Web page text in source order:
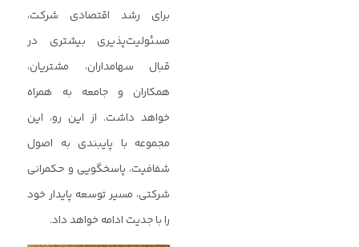
برای رشد اقتصادی شرکت،
مسئولیت‌پذیری بیشتری در
قبال سهامداران، مشتریان،
همکاران و جامعه به همراه
خواهد داشت. از این رو، این
مجموعه با پایبندی به اصول
شفافیت، پاسخگویی و حکمرانی
شرکتی، مسیر توسعه پایدار خود
را با جدیت ادامه خواهد داد.